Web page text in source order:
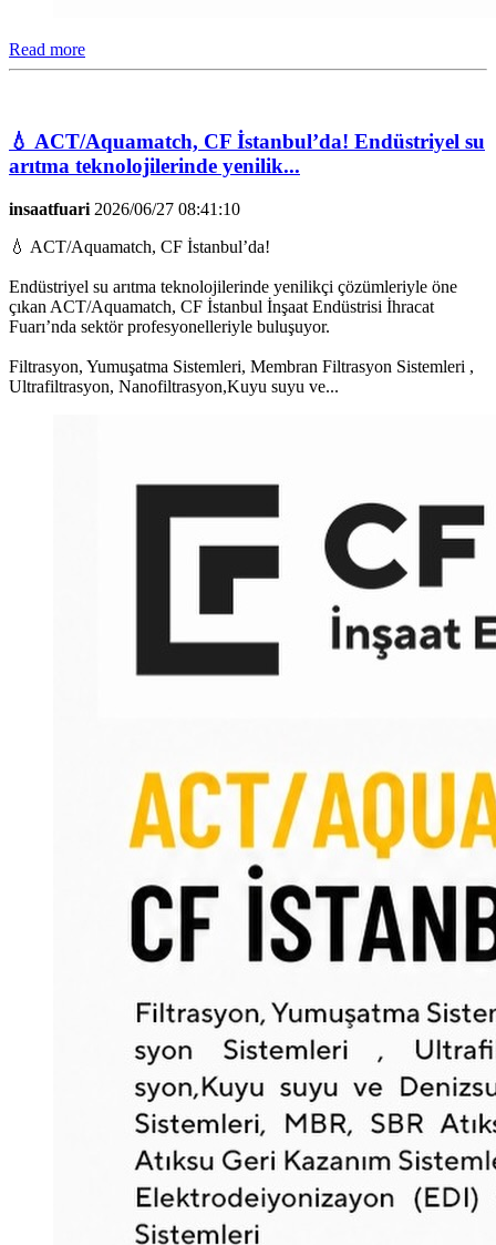
Read more
💧 ACT/Aquamatch, CF İstanbul’da! Endüstriyel su
arıtma teknolojilerinde yenilik...
insaatfuari 2026/06/27 08:41:10
💧 ACT/Aquamatch, CF İstanbul’da!
Endüstriyel su arıtma teknolojilerinde yenilikçi çözümleriyle öne
çıkan ACT/Aquamatch, CF İstanbul İnşaat Endüstrisi İhracat
Fuarı’nda sektör profesyonelleriyle buluşuyor.
Filtrasyon, Yumuşatma Sistemleri, Membran Filtrasyon Sistemleri ,
Ultrafiltrasyon, Nanofiltrasyon,Kuyu suyu ve...